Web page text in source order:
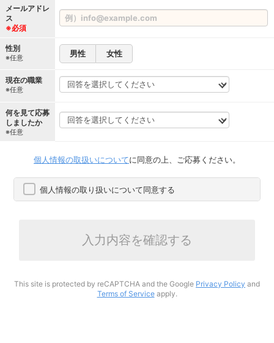
メールアドレ
ス
※必須
性別
※任意 男性 女性
現在の職業
※任意
何を見て応募
しましたか
※任意
個人情報の取扱いについてに同意の上、ご応募ください。
個人情報の取り扱いについて同意する
入力内容を確認する
This site is protected by reCAPTCHA and the Google Privacy Policy and
Terms of Serviceapply.